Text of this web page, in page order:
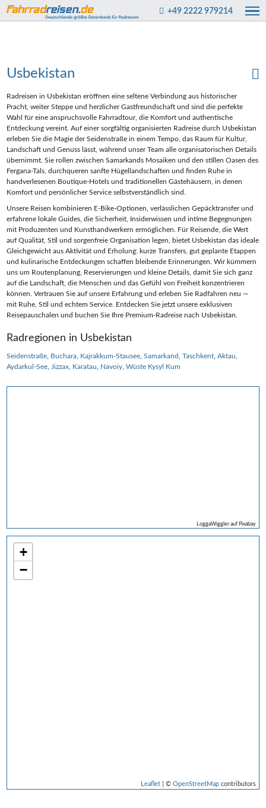
+49 2222 979214
LoggaWiggler auf Pixabay
+
−
Leaflet| © OpenStreetMapcontributors
Usbekistan
Radreisen in Usbekistan eröffnen eine seltene Verbindung aus historischer
Pracht, weiter Steppe und herzlicher Gastfreundschaft und sind die perfekte
Wahl für eine anspruchsvolle Fahrradtour, die Komfort und authentische
Entdeckung vereint. Auf einer sorgfältig organisierten Radreise durch Usbekistan
erleben Sie die Magie der Seidenstraße in einem Tempo, das Raum für Kultur,
Landschaft und Genuss lässt, während unser Team alle organisatorischen Details
übernimmt. Sie rollen zwischen Samarkands Mosaiken und den stillen Oasen des
Fergana-Tals, durchqueren sanfte Hügellandschaften und finden Ruhe in
handverlesenen Boutique‑Hotels und traditionellen Gästehäusern, in denen
Komfort und persönlicher Service selbstverständlich sind.
Unsere Reisen kombinieren E‑Bike‑Optionen, verlässlichen Gepäcktransfer und
erfahrene lokale Guides, die Sicherheit, Insiderwissen und intime Begegnungen
mit Produzenten und Kunsthandwerkern ermöglichen. Für Reisende, die Wert
auf Qualität, Stil und sorgenfreie Organisation legen, bietet Usbekistan das ideale
Gleichgewicht aus Aktivität und Erholung: kurze Transfers, gut geplante Etappen
und kulinarische Entdeckungen schaffen bleibende Erinnerungen. Wir kümmern
uns um Routenplanung, Reservierungen und kleine Details, damit Sie sich ganz
auf die Landschaft, die Menschen und das Gefühl von Freiheit konzentrieren
können. Vertrauen Sie auf unsere Erfahrung und erleben Sie Radfahren neu —
mit Ruhe, Stil und echtem Service. Entdecken Sie jetzt unsere exklusiven
Reisepauschalen und buchen Sie Ihre Premium‑Radreise nach Usbekistan.
Radregionen in Usbekistan
Seidenstraße Buchara Kajrakkum-Stausee Samarkand Taschkent Aktau
Aydarkul-See
Jizzax Karatau Navoiy Wüste Kysyl Kum